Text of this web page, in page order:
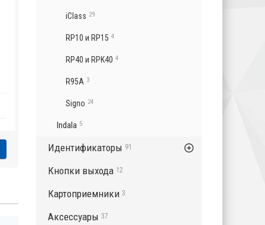
iClass 29
RP10 и RP15 4
RP40 и RPK40 4
R95A 3
Signo 24
Indala 5
Идентификаторы 91
Кнопки выхода 12
Картоприемники 3
Аксессуары 37